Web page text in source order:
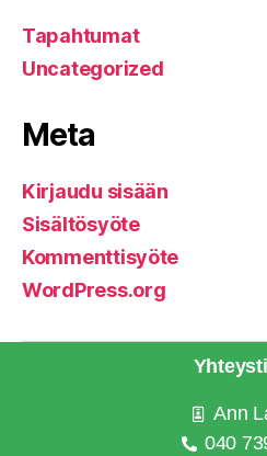
Tapahtumat
Uncategorized
Meta
Kirjaudu sisään
Sisältösyöte
Kommenttisyöte
WordPress.org
Ann
040